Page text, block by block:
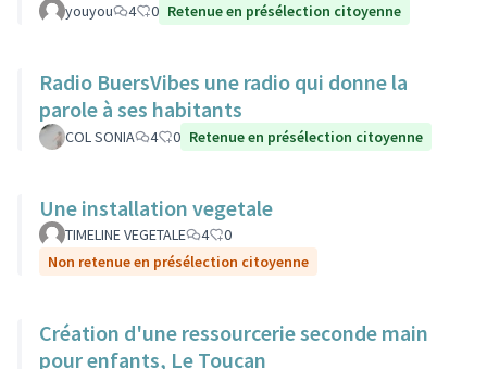
youyou 4 0 Retenue en présélection citoyenne
Radio BuersVibes une radio qui donne la
parole à ses habitants
COL SONIA 4 0 Retenue en présélection citoyenne
Une installation vegetale
TIMELINE VEGETALE 4
0
Non retenue en présélection citoyenne
Création d'une ressourcerie seconde main
pour enfants, Le Toucan